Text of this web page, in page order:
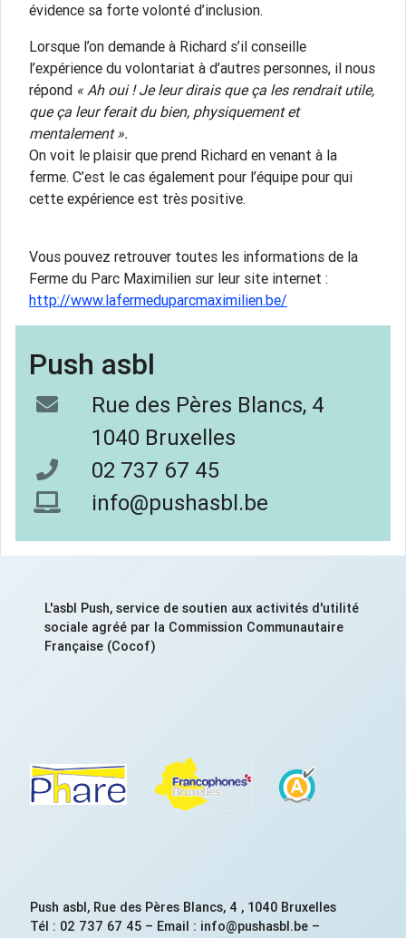
évidence sa forte volonté d’inclusion.
Lorsque l’on demande à Richard s’il conseille
l’expérience du volontariat à d’autres personnes, il nous
répond « Ah oui ! Je leur dirais que ça les rendrait utile,
que ça leur ferait du bien, physiquement et
mentalement ».
On voit le plaisir que prend Richard en venant à la
ferme. C’est le cas également pour l’équipe pour qui
cette expérience est très positive.
Vous pouvez retrouver toutes les informations de la
Ferme du Parc Maximilien sur leur site internet :
http://www.lafermeduparcmaximilien.be/
Push asbl
Rue des Pères Blancs, 4
1040 Bruxelles
02 737 67 45
info@pushasbl.be
L'asbl Push, service de soutien aux activités d'utilité
sociale agréé par la Commission Communautaire
Française (Cocof)
Push asbl, Rue des Pères Blancs, 4 , 1040 Bruxelles
Tél : 02 737 67 45 – Email : info@pushasbl.be –